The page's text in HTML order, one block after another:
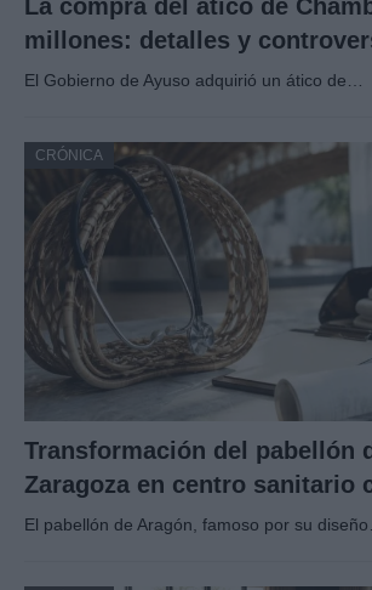
La compra del ático de
millones: detalles y
El Gobierno de Ayuso adquirió un ático de…
CRÓNICA
Transformación del pabellón
Zaragoza en centro sanitario
El pabellón de Aragón, famoso por su